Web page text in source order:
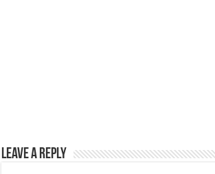
Leave a Reply